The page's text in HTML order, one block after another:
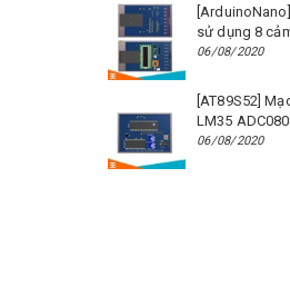
sử dụng 8
06/08/2020
[AT89S52]
LM35
06/08/2020